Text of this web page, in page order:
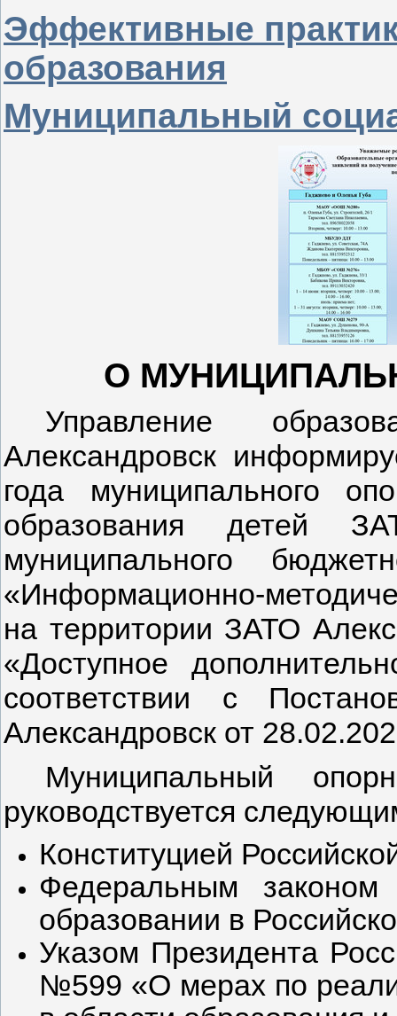
Эффективные
образования
Муниципальный
О
Управление
Александровск
года муниципального
образования детей
муниципального
«Информационно-
на территории ЗАТО
«Доступное
соответствии с
Александровск от
Муниципальный
руководствуется
Конституцией
Федеральным
образовании в
Указом Президента
№599 «О мерах по